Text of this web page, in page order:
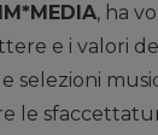
IM*MEDIA, ha
e i valori
selezioni
le